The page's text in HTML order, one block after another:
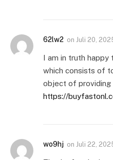
62lw2 on Juli 20,
I am in truth
which consists of
object of providing
https://
wo9hj on Juli 22,